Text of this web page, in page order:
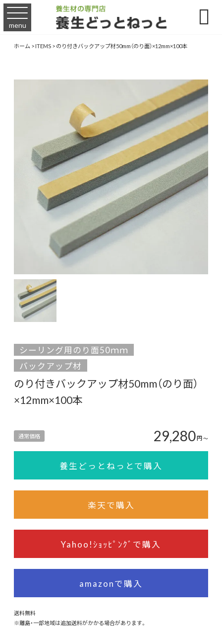
menu 
ホーム>ITEMS>のり付きバックアップ材50mm（のり面）×12mm×100本
シーリング用のり面50ｍｍ
バックアップ材
のり付きバックアップ材50mm（のり面）
×12mm×100本
通常価格 29,280円〜
養生どっとねっとで購入
楽天で購入
Yahoo!ｼｮｯﾋﾟﾝｸﾞで購入
amazonで購入
送料無料
※離島・一部地域は追加送料がかかる場合があります。